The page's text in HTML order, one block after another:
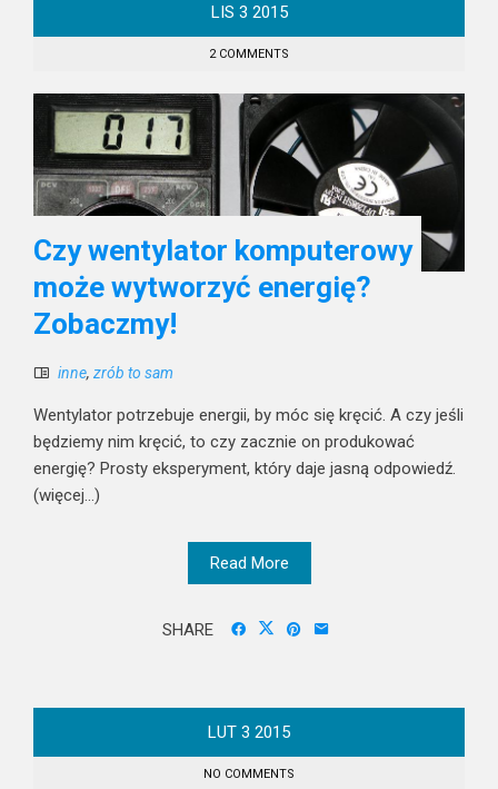
LIS 3 2015
2 COMMENTS
Czy wentylator komputerowy
może wytworzyć energię?
Zobaczmy!
inne, zrób to sam
Wentylator potrzebuje energii, by móc się kręcić. A czy jeśli
będziemy nim kręcić, to czy zacznie on produkować
energię? Prosty eksperyment, który daje jasną odpowiedź.
(więcej…)
Read More
SHARE
LUT 3 2015
NO COMMENTS